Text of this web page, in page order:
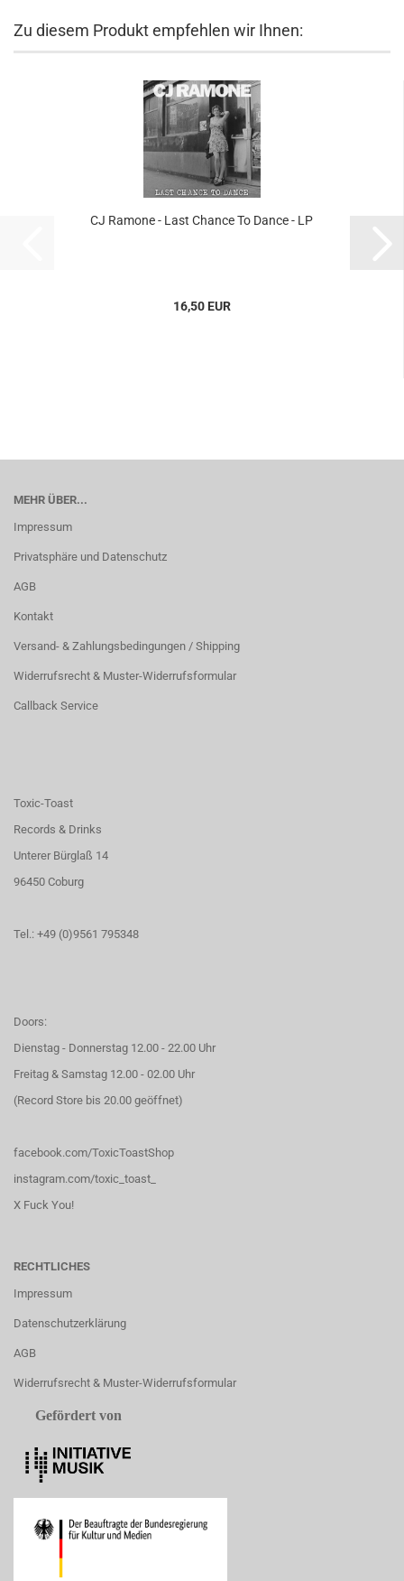
Zu diesem Produkt empfehlen wir Ihnen:
CJ Ramone - Last Chance To Dance - LP
16,50 EUR
MEHR ÜBER...
Impressum
Privatsphäre und Datenschutz
AGB
Kontakt
Versand- & Zahlungsbedingungen / Shipping
Widerrufsrecht & Muster-Widerrufsformular
Callback Service
Toxic-Toast
Records & Drinks
Unterer Bürglaß 14
96450 Coburg
Tel.: +49 (0)9561 795348
Doors:
Dienstag - Donnerstag 12.00 - 22.00 Uhr
Freitag & Samstag 12.00 - 02.00 Uhr
(Record Store bis 20.00 geöffnet)
facebook.com/ToxicToastShop
instagram.com/toxic_toast_
X Fuck You!
RECHTLICHES
Impressum
Datenschutzerklärung
AGB
Widerrufsrecht & Muster-Widerrufsformular
Gefördert von